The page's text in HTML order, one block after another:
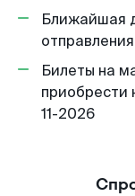
Ближайшая
Билеты на
приобрести
11-2026